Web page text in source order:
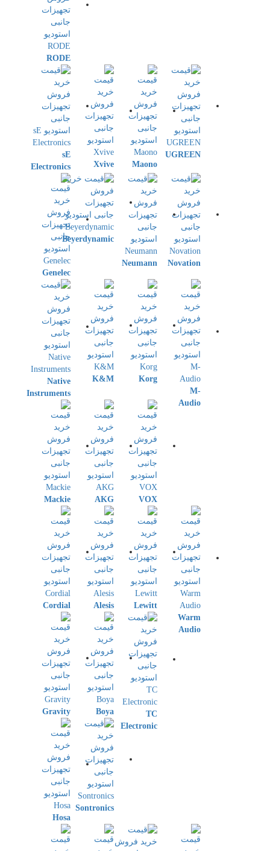
RODE
UGREEN
Maono
Xvive
sE
Electronics
Novation
Neumann
Beyerdynamic
Genelec
M-
Audio
Korg
K&M
Native
Instruments
VOX
AKG
Mackie
Warm
Audio
Lewitt
Alesis
Cordial
TC
Electronic
Boya
Gravity
Sontronics
Hosa